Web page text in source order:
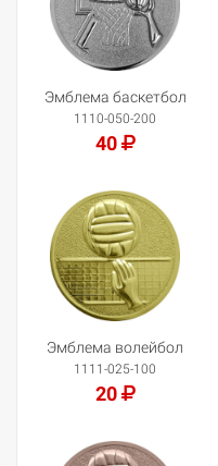
Эмблема баскетбол
1110-050-200
40
Добавить в корзину
Эмблема волейбол
1111-025-100
20
Добавить в корзину